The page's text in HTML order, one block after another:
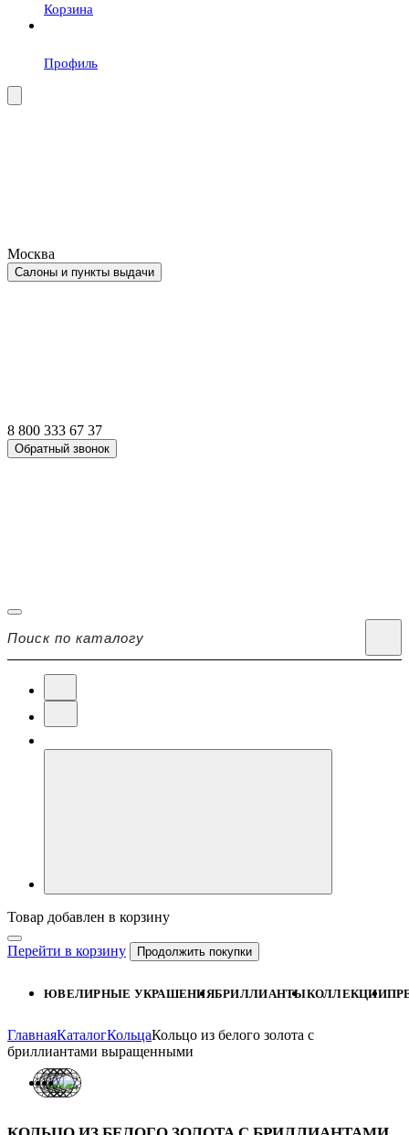
Корзина
Профиль
Москва
Салоны и пункты выдачи
8 800 333 67 37
Обратный звонок
Товар добавлен в корзину
Перейти в корзину Продолжить покупки
ЮВЕЛИРНЫЕ УКРАШЕНИЯБРИЛЛИАНТЫКОЛЛЕКЦИИ
ГлавнаяКаталогКольцаКольцо из белого золота с
бриллиантами выращенными